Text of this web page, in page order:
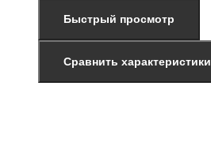
Быстрый просмотр
Сравнить характеристики